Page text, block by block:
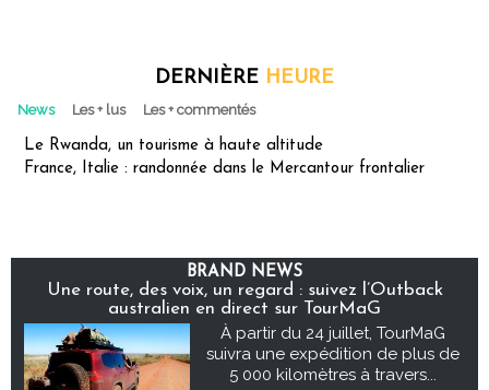
DERNIÈRE HEURE
News Les + lus Les + commentés
Le Rwanda, un tourisme à haute altitude
France, Italie : randonnée dans le Mercantour frontalier
BRAND NEWS
Une route, des voix, un regard : suivez l’Outback
australien en direct sur TourMaG
À partir du 24 juillet, TourMaG
suivra une expédition de plus de
5 000 kilomètres à travers...